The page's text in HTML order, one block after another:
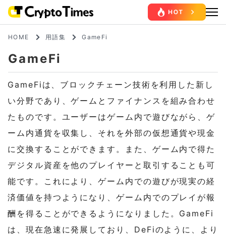
HOME 用語集 GameFi
GameFi
GameFiは、ブロックチェーン技術を利用した新し
い分野であり、ゲームとファイナンスを組み合わせ
たものです。ユーザーはゲーム内で遊びながら、ゲ
ーム内通貨を収集し、それを外部の仮想通貨や現金
に交換することができます。また、ゲーム内で得た
デジタル資産を他のプレイヤーと取引することも可
能です。これにより、ゲーム内での遊びが現実の経
済価値を持つようになり、ゲーム内でのプレイが報
酬を得ることができるようになりました。GameFi
は、現在急速に発展しており、DeFiのように、より